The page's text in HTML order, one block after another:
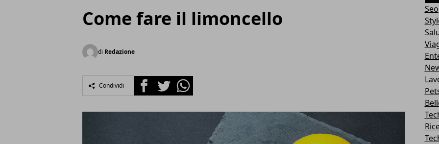
Come fare il limoncello
di Redazione
Condividi FacebookTwitterWhatsapp
Seo